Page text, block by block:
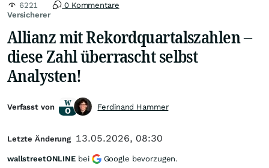
Versicherer
6221 0 Kommentare
Allianz mit Rekordquartalszahlen –
diese Zahl überrascht selbst
Analysten!
Verfasst von Ferdinand Hammer
Letzte Änderung 13.05.2026, 08:30
wallstreetONLINE bei Google bevorzugen.